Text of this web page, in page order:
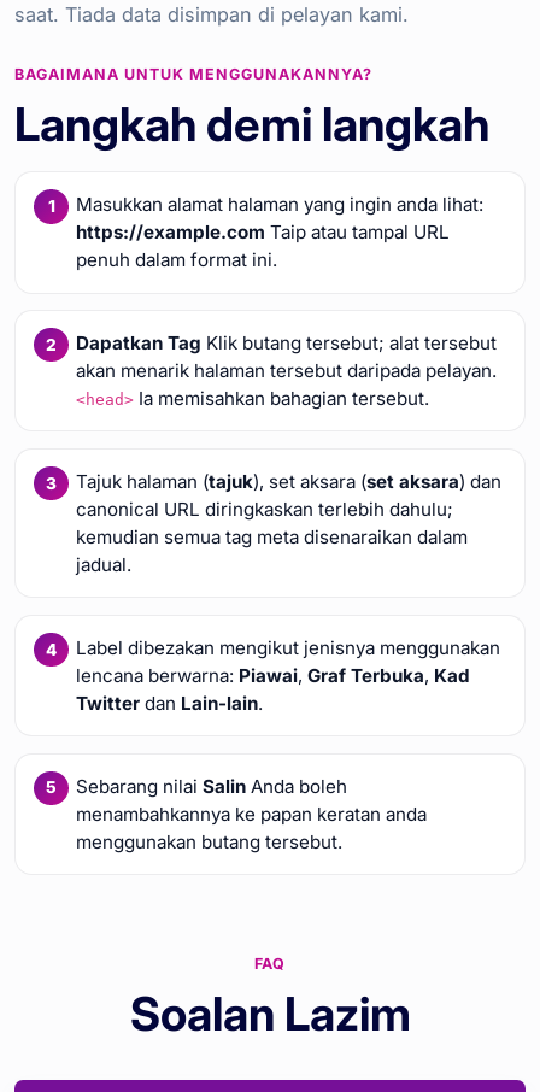
saat. Tiada data disimpan di pelayan kami.
BAGAIMANA UNTUK MENGGUNAKANNYA?
Langkah demi langkah
Masukkan alamat halaman yang ingin anda lihat:
https://example.com Taip atau tampal URL
penuh dalam format ini.
Dapatkan Tag Klik butang tersebut; alat tersebut
akan menarik halaman tersebut daripada pelayan.
<head>Ia memisahkan bahagian tersebut.
Tajuk halaman (tajuk), set aksara (set aksara) dan
canonical URL diringkaskan terlebih dahulu;
kemudian semua tag meta disenaraikan dalam
jadual.
Label dibezakan mengikut jenisnya menggunakan
lencana berwarna: Piawai, Graf Terbuka, Kad
Twitterdan Lain-lain.
Sebarang nilai SalinAnda boleh
menambahkannya ke papan keratan anda
menggunakan butang tersebut.
FAQ
Soalan Lazim